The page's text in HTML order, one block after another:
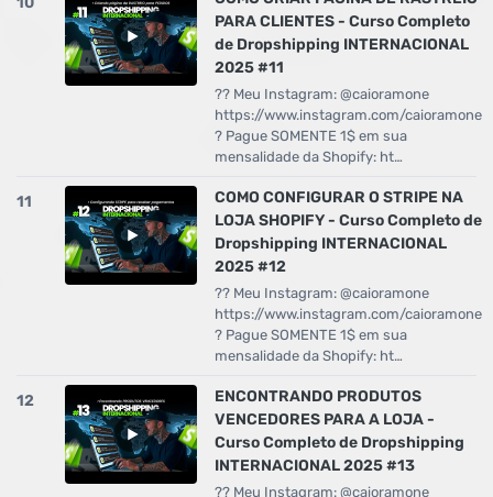
PARA CLIENTES - Curso Completo
de Dropshipping INTERNACIONAL
2025 #11
?? Meu Instagram: @caioramone
https://www.instagram.com/caioramone
? Pague SOMENTE 1$ em sua
mensalidade da Shopify: ht…
11
COMO CONFIGURAR O STRIPE NA
LOJA SHOPIFY - Curso Completo de
Dropshipping INTERNACIONAL
2025 #12
?? Meu Instagram: @caioramone
https://www.instagram.com/caioramone
? Pague SOMENTE 1$ em sua
mensalidade da Shopify: ht…
12
ENCONTRANDO PRODUTOS
VENCEDORES PARA A LOJA -
Curso Completo de Dropshipping
INTERNACIONAL 2025 #13
?? Meu Instagram: @caioramone